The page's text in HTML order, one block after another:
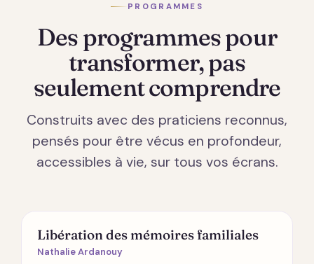
PROGRAMMES
Des programmes pour
transformer, pas
seulement comprendre
Construits avec des praticiens reconnus,
pensés pour être vécus en profondeur,
accessibles à vie, sur tous vos écrans.
ÉMOTIONS
Libération des mémoires familiales
Nathalie Ardanouy